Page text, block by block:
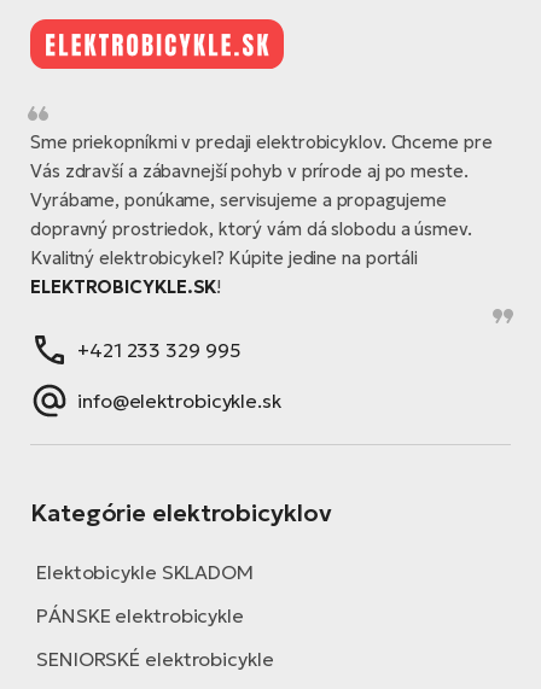
Sme priekopníkmi v predaji elektrobicyklov. Chceme pre
Vás zdravší a zábavnejší pohyb v prírode aj po meste.
Vyrábame, ponúkame, servisujeme a propagujeme
dopravný prostriedok, ktorý vám dá slobodu a úsmev.
Kvalitný elektrobicykel? Kúpite jedine na portáli
ELEKTROBICYKLE.SK!
+421 233 329 995
info@elektrobicykle.sk
Kategórie elektrobicyklov
Elektobicykle SKLADOM
PÁNSKE elektrobicykle
SENIORSKÉ elektrobicykle